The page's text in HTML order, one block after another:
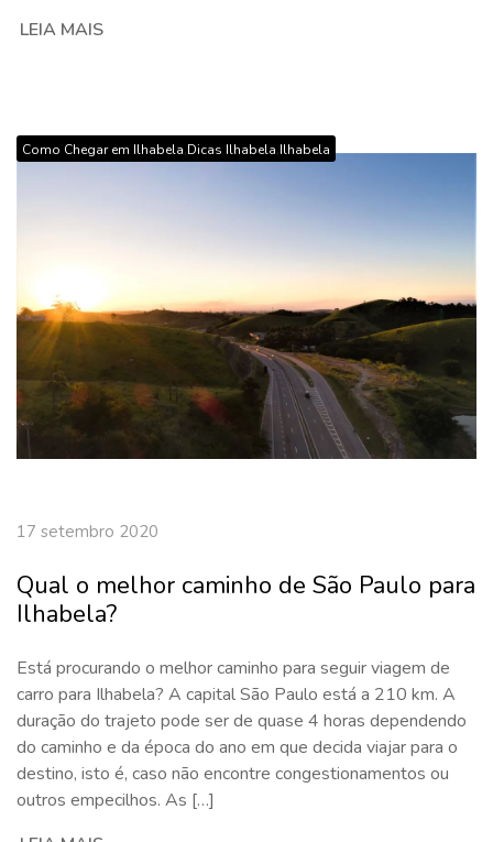
LEIA MAIS
Como Chegar em Ilhabela,Dicas Ilhabela,Ilhabela
17 setembro 2020
Qual o melhor caminho de São Paulo para
Ilhabela?
Está procurando o melhor caminho para seguir viagem de
carro para Ilhabela? A capital São Paulo está a 210 km. A
duração do trajeto pode ser de quase 4 horas dependendo
do caminho e da época do ano em que decida viajar para o
destino, isto é, caso não encontre congestionamentos ou
outros empecilhos. As […]